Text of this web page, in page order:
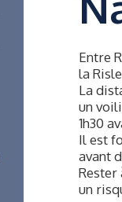
Entre
la
La
un
1h30
Il est
avant
Rester
un